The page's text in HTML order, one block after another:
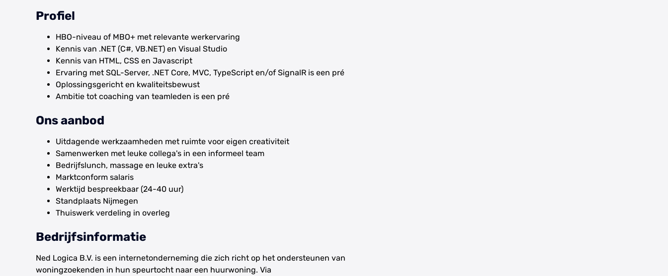
Profiel
HBO-niveau of MBO+ met relevante werkervaring
Kennis van .NET (C#, VB.NET) en Visual Studio
Kennis van HTML, CSS en Javascript
Ervaring met SQL-Server, .NET Core, MVC, TypeScript en/of SignalR is een pré
Oplossingsgericht en kwaliteitsbewust
Ambitie tot coaching van teamleden is een pré
Ons aanbod
Uitdagende werkzaamheden met ruimte voor eigen creativiteit
Samenwerken met leuke collega's in een informeel team
Bedrijfslunch, massage en leuke extra's
Marktconform salaris
Werktijd bespreekbaar (24-40 uur)
Standplaats Nijmegen
Thuiswerk verdeling in overleg
Bedrijfsinformatie
Ned Logica B.V. is een internetonderneming die zich richt op het ondersteunen van
woningzoekenden in hun speurtocht naar een huurwoning. Via